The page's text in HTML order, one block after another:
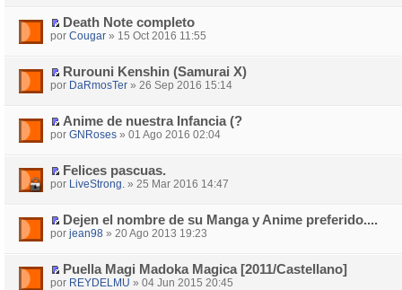
Death Note completo
por Cougar » 15 Oct 2016 11:55
Rurouni Kenshin (Samurai X)
por DaRmosTer » 26 Sep 2016 15:14
Anime de nuestra Infancia (?
por GNRoses » 01 Ago 2016 02:04
Felices pascuas.
por LiveStrong. » 25 Mar 2016 14:47
Dejen el nombre de su Manga y Anime preferido....
por jean98 » 20 Ago 2013 19:23
Puella Magi Madoka Magica [2011/Castellano]
por REYDELMU » 04 Jun 2015 20:45